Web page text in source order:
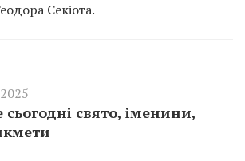
Секіота.
сьогодні свято, іменини,